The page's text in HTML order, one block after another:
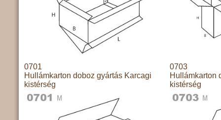
0701
Hullámkarton doboz gyártás Karcagi
kistérség
0703
Hullámkarton
kistérség